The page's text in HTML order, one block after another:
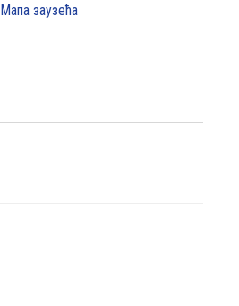
Мапа заузећа